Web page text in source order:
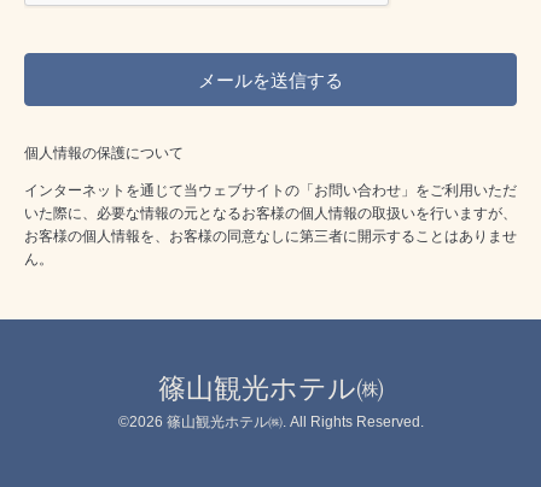
個人情報の保護について
インターネットを通じて当ウェブサイトの「お問い合わせ」をご利用いただ
いた際に、必要な情報の元となるお客様の個人情報の取扱いを行いますが、
お客様の個人情報を、お客様の同意なしに第三者に開示することはありませ
ん。
篠山観光ホテル㈱
©2026 篠山観光ホテル㈱. All Rights Reserved.